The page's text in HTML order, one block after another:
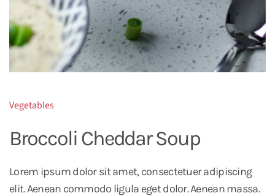
Vegetables
Broccoli Cheddar Soup
Lorem ipsum dolor sit amet, consectetuer adipiscing
elit. Aenean commodo ligula eget dolor. Aenean massa.